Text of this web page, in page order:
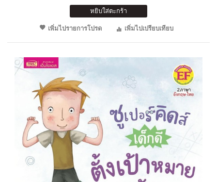
หยิบใส่ตะกร้า
เพิ่มไปรายการโปรด
เพิ่มไปเปรียบเทียบ